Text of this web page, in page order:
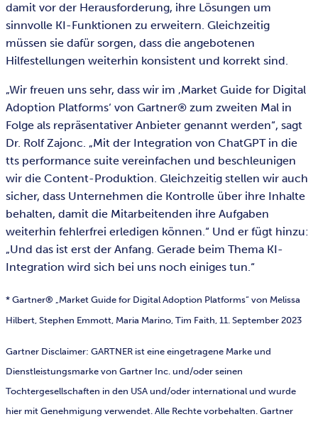
damit vor der Herausforderung, ihre Lösungen um
sinnvolle KI-Funktionen zu erweitern. Gleichzeitig
müssen sie dafür sorgen, dass die angebotenen
Hilfestellungen weiterhin konsistent und korrekt sind.
„Wir freuen uns sehr, dass wir im ‚Market Guide for Digital
Adoption Platforms‘ von Gartner® zum zweiten Mal in
Folge als repräsentativer Anbieter genannt werden“, sagt
Dr. Rolf Zajonc. „Mit der Integration von ChatGPT in die
tts performance suite vereinfachen und beschleunigen
wir die Content-Produktion. Gleichzeitig stellen wir auch
sicher, dass Unternehmen die Kontrolle über ihre Inhalte
behalten, damit die Mitarbeitenden ihre Aufgaben
weiterhin fehlerfrei erledigen können.“ Und er fügt hinzu:
„Und das ist erst der Anfang. Gerade beim Thema KI-
Integration wird sich bei uns noch einiges tun.“
* Gartner® „Market Guide for Digital Adoption Platforms“ von Melissa
Hilbert, Stephen Emmott, Maria Marino, Tim Faith, 11. September 2023
Gartner Disclaimer: GARTNER ist eine eingetragene Marke und
Dienstleistungsmarke von Gartner Inc. und/oder seinen
Tochtergesellschaften in den USA und/oder international und wurde
hier mit Genehmigung verwendet. Alle Rechte vorbehalten. Gartner